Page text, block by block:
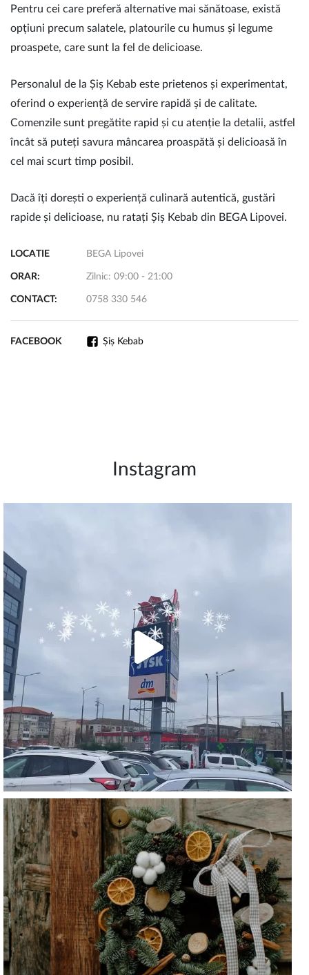
Pentru cei care preferă alternative mai sănătoase, există
opțiuni precum salatele, platourile cu humus și legume
proaspete, care sunt la fel de delicioase.
Personalul de la Șiș Kebab este prietenos și experimentat,
oferind o experiență de servire rapidă și de calitate.
Comenzile sunt pregătite rapid și cu atenție la detalii, astfel
încât să puteți savura mâncarea proaspătă și delicioasă în
cel mai scurt timp posibil.
Dacă îți dorești o experiență culinară autentică, gustări
rapide și delicioase, nu ratați Șiș Kebab din BEGA Lipovei.
LOCATIE BEGA Lipovei
ORAR: Zilnic: 09:00 - 21:00
CONTACT: 0758 330 546
FACEBOOK Șiș Kebab
Instagram